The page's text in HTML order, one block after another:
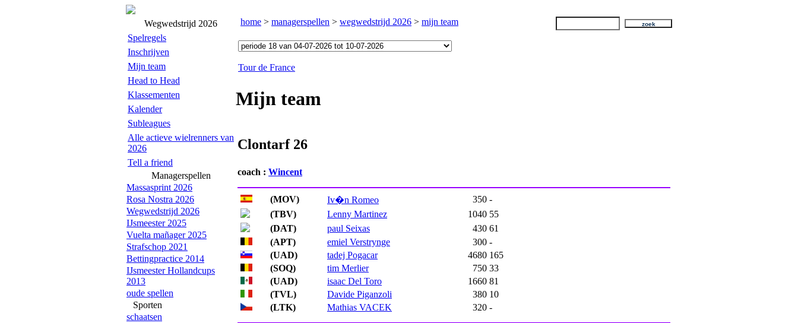
Wegwedstrijd 2026
Spelregels
Inschrijven
Mijn team
Head to Head
Klassementen
Kalender
Subleagues
Alle actieve wielrenners van
2026
Tell a friend
Managerspellen
Massasprint 2026
Rosa Nostra 2026
Wegwedstrijd 2026
IJsmeester 2025
Vuelta mañager 2025
Strafschop 2021
Bettingpractice 2014
IJsmeester Hollandcups
2013
oude spellen
Sporten
schaatsen
home > managerspellen > wegwedstrijd 2026 > mijn team
Tour de France
Mijn team
Clontarf 26
coach : Wincent
(MOV) Iv�n Romeo 350 -
(TBV)
Lenny Martinez 1040 55
(DAT)
paul Seixas 430 61
(APT)
emiel Verstrynge 300 -
(UAD)
tadej Pogacar 4680 165
(SOQ)
tim Merlier 750 33
(UAD)
isaac Del Toro 1660 81
(TVL)
Davide Piganzoli 380 10
(LTK)
Mathias VACEK 320 -